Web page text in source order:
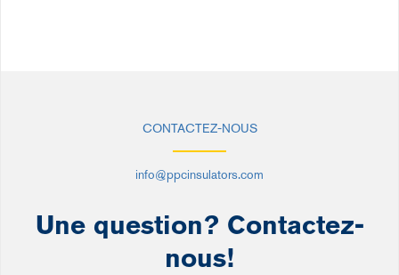
CONTACTEZ-NOUS
info@ppcinsulators.com
Une question? Contactez-
nous!